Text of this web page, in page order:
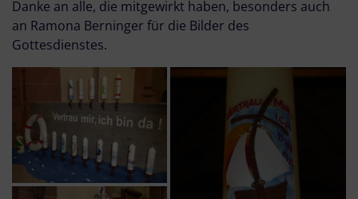
Danke an alle, die mitgewirkt haben, besonders auch
an Ramona Berninger für die Bilder des
Gottesdienstes.